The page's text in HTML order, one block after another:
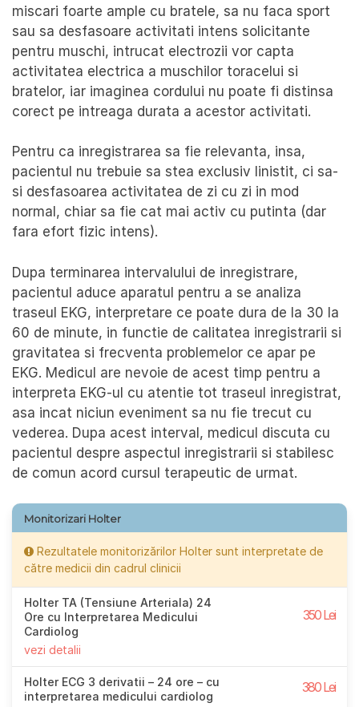
miscari foarte ample cu bratele, sa nu faca sport
sau sa desfasoare activitati intens solicitante
pentru muschi, intrucat electrozii vor capta
activitatea electrica a muschilor toracelui si
bratelor, iar imaginea cordului nu poate fi distinsa
corect pe intreaga durata a acestor activitati.
Pentru ca inregistrarea sa fie relevanta, insa,
pacientul nu trebuie sa stea exclusiv linistit, ci sa-
si desfasoarea activitatea de zi cu zi in mod
normal, chiar sa fie cat mai activ cu putinta (dar
fara efort fizic intens).
Dupa terminarea intervalului de inregistrare,
pacientul aduce aparatul pentru a se analiza
traseul EKG, interpretare ce poate dura de la 30 la
60 de minute, in functie de calitatea inregistrarii si
gravitatea si frecventa problemelor ce apar pe
EKG. Medicul are nevoie de acest timp pentru a
interpreta EKG-ul cu atentie tot traseul inregistrat,
asa incat niciun eveniment sa nu fie trecut cu
vederea. Dupa acest interval, medicul discuta cu
pacientul despre aspectul inregistrarii si stabilesc
de comun acord cursul terapeutic de urmat.
Monitorizari Holter
Rezultatele monitorizărilor Holter sunt interpretate de
către medicii din cadrul clinicii
Holter TA (Tensiune Arteriala) 24
Ore cu Interpretarea Medicului
Cardiolog
350 Lei
vezi detalii
Holter ECG 3 derivatii – 24 ore – cu
interpretarea medicului cardiolog
380 Lei